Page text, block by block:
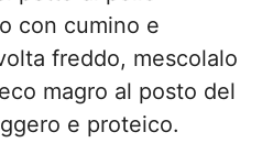
con cumino e
freddo, mescolalo
magro al posto del
e proteico.